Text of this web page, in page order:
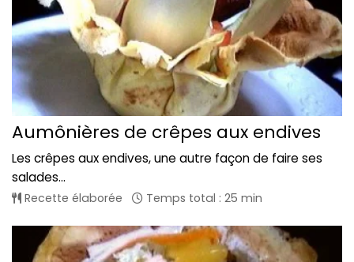
Aumônières de crêpes aux endives
Les crêpes aux endives, une autre façon de faire ses
salades...
Recette élaborée Temps total : 25 min